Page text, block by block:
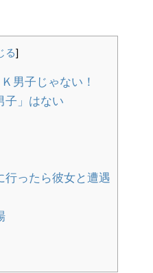
る]
男子じゃない！
子」はない
ったら彼女と遭遇